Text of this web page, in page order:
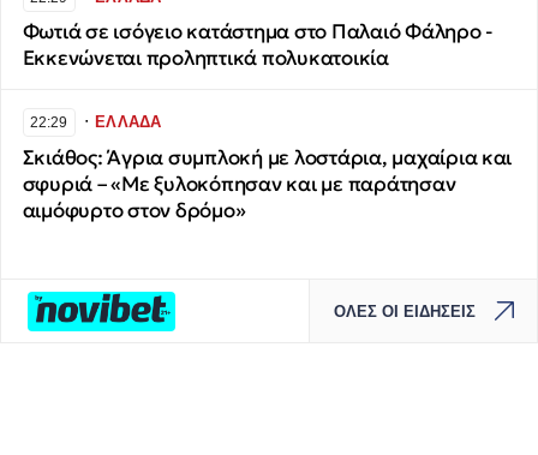
Φωτιά σε ισόγειο κατάστημα στο Παλαιό Φάληρο -
Εκκενώνεται προληπτικά πολυκατοικία
22:29 ∙ΕΛΛΑΔΑ
Σκιάθος: Άγρια συμπλοκή με λοστάρια, μαχαίρια και
σφυριά – «Με ξυλοκόπησαν και με παράτησαν
αιμόφυρτο στον δρόμο»
ΟΛΕΣ ΟΙ ΕΙΔΗΣΕΙΣ